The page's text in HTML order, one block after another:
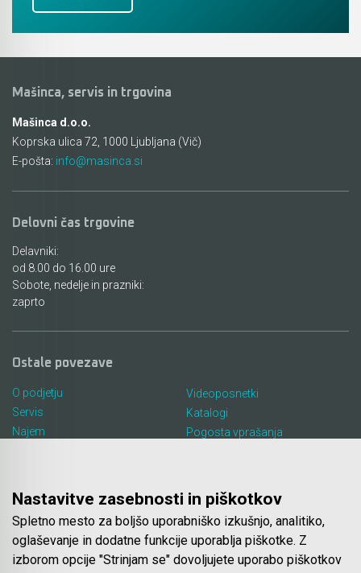
Mašinca, servis in trgovina
Mašinca d.o.o.
Koprska ulica 72, 1000 Ljubljana (Vič)
E-pošta: info@masinca.si
Delovni čas trgovine
Delavniki:
od 8.00 do 16.00 ure
Sobote, nedelje in prazniki:
zaprto
Ostale povezave
O podjetju
Servis
Najem
Videoposnetki
Katalogi
Pogosta vprašanja
Spletna trgovina
Pogoji poslovanja
Nastavitve zasebnosti in piškotkov
Spletno mesto za boljšo uporabniško izkušnjo, analitiko,
oglaševanje in dodatne funkcije uporablja piškotke. Z
izborom opcije "Strinjam se" dovoljujete uporabo piškotkov